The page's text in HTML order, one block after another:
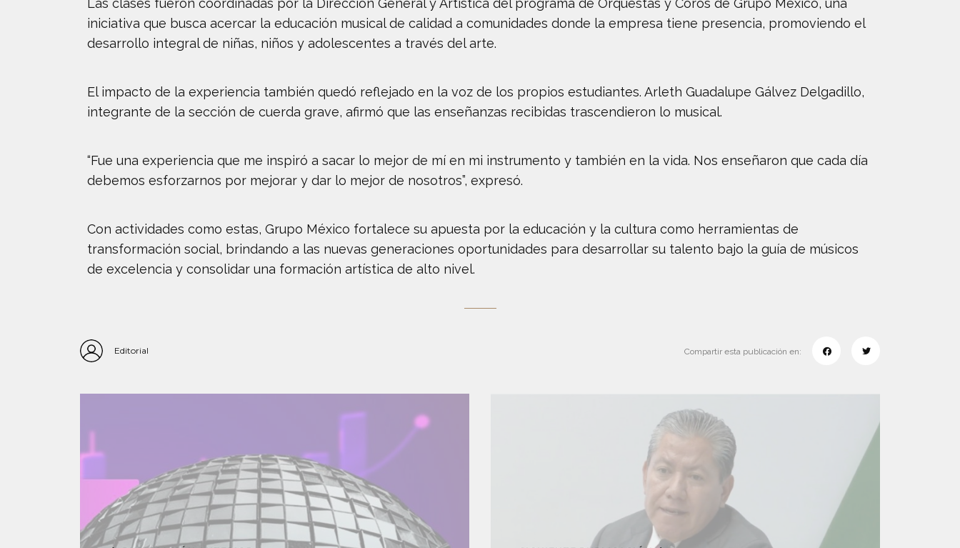
Las clases fueron coordinadas por la Dirección General y Artística del programa de Orquestas y Coros de Grupo México, una
iniciativa que busca acercar la educación musical de calidad a comunidades donde la empresa tiene presencia, promoviendo el
desarrollo integral de niñas, niños y adolescentes a través del arte.
El impacto de la experiencia también quedó reflejado en la voz de los propios estudiantes. Arleth Guadalupe Gálvez Delgadillo,
integrante de la sección de cuerda grave, afirmó que las enseñanzas recibidas trascendieron lo musical.
“Fue una experiencia que me inspiró a sacar lo mejor de mí en mi instrumento y también en la vida. Nos enseñaron que cada día
debemos esforzarnos por mejorar y dar lo mejor de nosotros”, expresó.
Con actividades como estas, Grupo México fortalece su apuesta por la educación y la cultura como herramientas de
transformación social, brindando a las nuevas generaciones oportunidades para desarrollar su talento bajo la guía de músicos
de excelencia y consolidar una formación artística de alto nivel.
Editorial Compartir esta publicación en: